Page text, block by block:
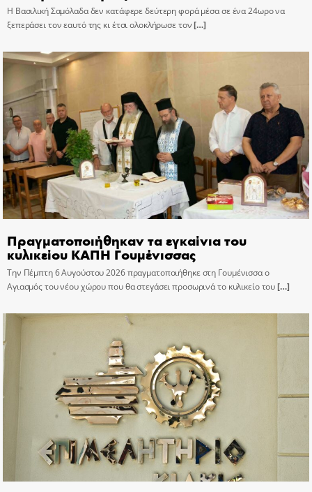
Η Βασιλική Σαμόλαδα δεν κατάφερε δεύτερη φορά μέσα σε ένα 24ωρο να
ξεπεράσει τον εαυτό της κι έτσι ολοκλήρωσε τον[…]
Πραγματοποιήθηκαν τα εγκαίνια του
κυλικείου ΚΑΠΗ Γουμένισσας
Την Πέμπτη 6 Αυγούστου 2026 πραγματοποιήθηκε στη Γουμένισσα ο
Αγιασμός του νέου χώρου που θα στεγάσει προσωρινά το κυλικείο του[…]